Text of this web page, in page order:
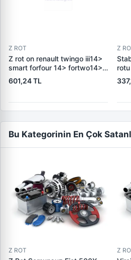
Z ROT
Z rot on renault twingo iii14>
smart forfour 14> fortwo14>
4533200089 546181179r
601,24 TL
Z
06)
Bu Kategorinin En Çok
Z ROT Z